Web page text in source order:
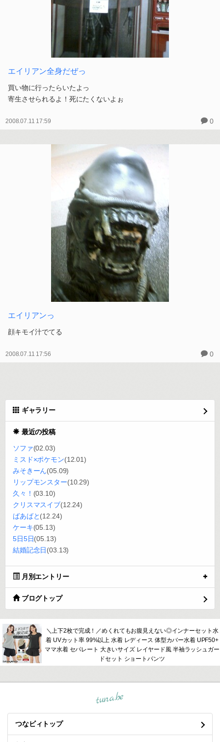
エイリアン全身だぜっ
買い物に行ったらいたよっ
寄生させられるよ！死にたくないよぉ
2008.07.11 17:59 0
エイリアンっ
顔キモイ汁でてる
2008.07.11 17:56 0
ギャラリー
最近の投稿
ソファ(02.03)
ミスド×ポケモン(12.01)
みそきーん(05.09)
リップモンスター(10.29)
久々！ (03.10)
クリスマスイブ(12.24)
ばあばと(12.24)
ケーキ(05.13)
5日5日(05.13)
結婚記念日(03.13)
月別エントリー
ブログトップ
＼上下2枚で完成！／めくれてもお腹見えない◎インナーセット水
着 UVカット率 99%以上 水着 レディース 体型カバー水着 UPF50+
ママ水着 セパレート 大きいサイズ レイヤード風 半袖ラッシュガー
ドセット ショートパンツ
tuna.be
つなビィトップ